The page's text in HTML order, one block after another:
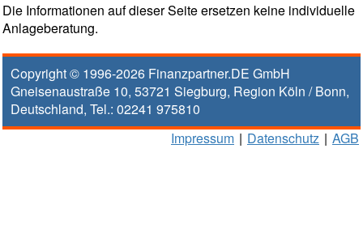
Die Informationen auf dieser Seite ersetzen keine individuelle
Anlageberatung.
Copyright © 1996-2026 Finanzpartner.DE GmbH
Gneisenaustraße 10, 53721 Siegburg, Region Köln / Bonn,
Deutschland, Tel.: 02241 975810
Impressum | Datenschutz | AGB